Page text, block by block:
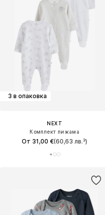
3 в опаковка
NEXT
Комплект пижама
От 31,00 €(60,63 лв.³)